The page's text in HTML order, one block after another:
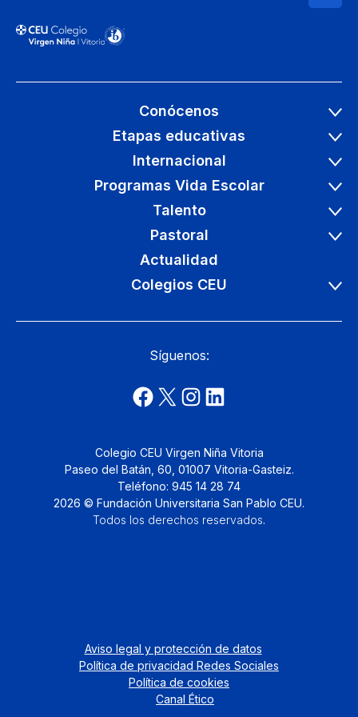
Conócenos
Etapas educativas
Internacional
Programas Vida Escolar
Talento
Pastoral
Actualidad
Colegios CEU
Síguenos:
Colegio CEU Virgen Niña Vitoria
Paseo del Batán, 60, 01007 Vitoria-Gasteiz.
Teléfono: 945 14 28 74
2026 © Fundación Universitaria San Pablo CEU.
Todos los derechos reservados.
Aviso legal y protección de datos
Política de privacidad Redes Sociales
Política de cookies
Canal Ético